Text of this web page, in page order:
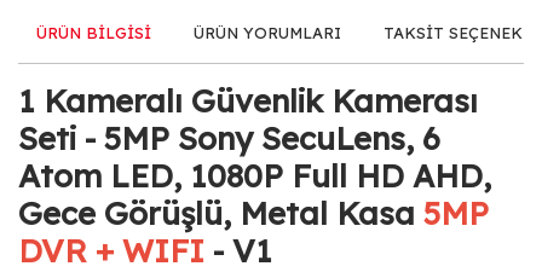
ÜRÜN BİLGİSİ ÜRÜN YORUMLARI TAKSİT
1 Kameralı Güvenlik Kamerası
Seti - 5MP Sony SecuLens, 6
Atom LED, 1080P Full HD AHD,
Gece Görüşlü, Metal Kasa 5MP
DVR + WIFI - V1